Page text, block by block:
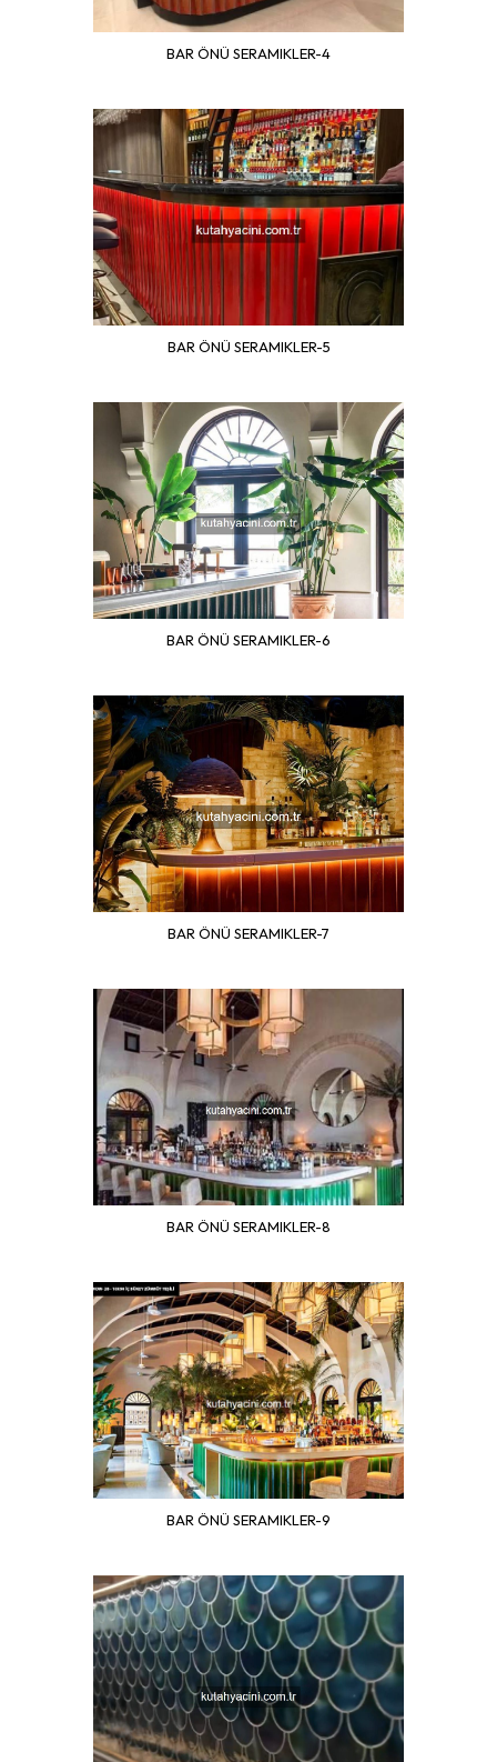
BAR ÖNÜ SERAMIKLER-4
BAR ÖNÜ SERAMIKLER-5
BAR ÖNÜ SERAMIKLER-6
BAR ÖNÜ SERAMIKLER-7
BAR ÖNÜ SERAMIKLER-8
BAR ÖNÜ SERAMIKLER-9